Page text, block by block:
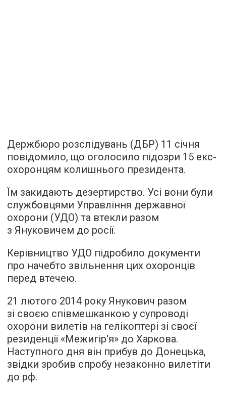
Держбюро розслідувань (ДБР) 11 січня
повідомило, що оголосило підозри 15 екс-
охоронцям колишнього президента.
Їм закидають дезертирство. Усі вони були
службовцями Управління державної
охорони (УДО) та втекли разом
з Януковичем до росії.
Керівництво УДО підробило документи
про начебто звільнення цих охоронців
перед втечею.
21 лютого 2014 року Янукович разом
зі своєю співмешканкою у супроводі
охорони вилетів на гелікоптері зі своєї
резиденції «Межигір'я» до Харкова.
Наступного дня він прибув до Донецька,
звідки зробив спробу незаконно вилетіти
до рф.